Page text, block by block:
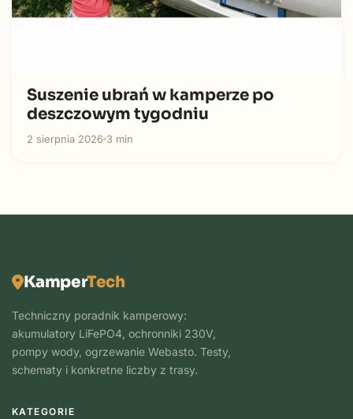
Suszenie ubrań w kamperze po
deszczowym tygodniu
2 sierpnia 2026 3 min
KamperTech
Techniczny poradnik kamperowy:
akumulatory LiFePO4, ochronniki 230V,
pompy wody, ogrzewanie Webasto. Testy,
schematy i konkretne liczby z trasy.
KATEGORIE